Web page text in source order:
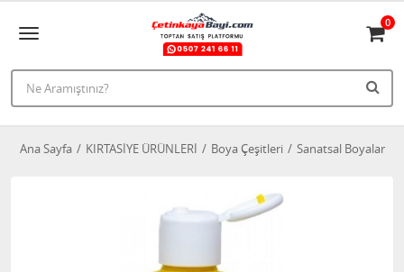
0
Ana Sayfa KIRTASİYE ÜRÜNLERİ Boya Çeşitleri Sanatsal Boyalar